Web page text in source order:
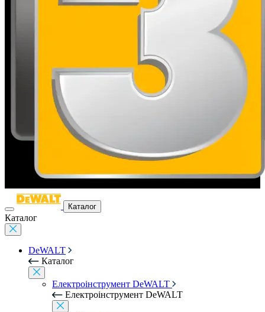
Каталог
Каталог
DeWALT
Каталог
Електроінструмент DeWALT
Електроінструмент DeWALT